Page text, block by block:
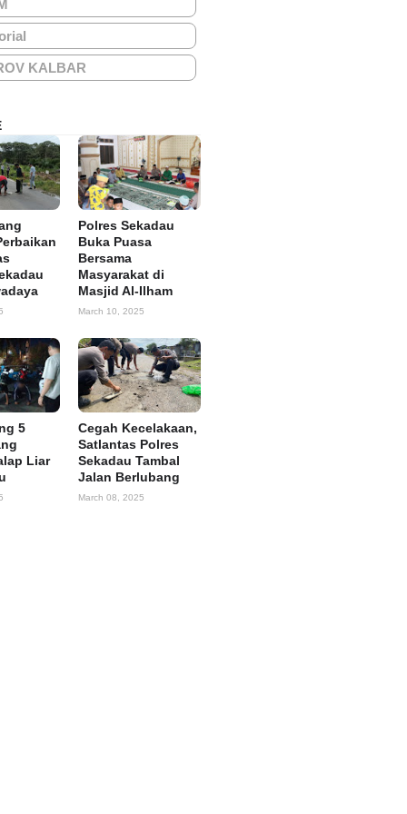
KALBAR
Polres Sekadau
Buka Puasa
Bersama
Masyarakat di
Masjid Al-Ilham
March 10, 2025
5
Liar
Cegah Kecelakaan,
Satlantas Polres
Sekadau Tambal
Jalan Berlubang
March 08, 2025